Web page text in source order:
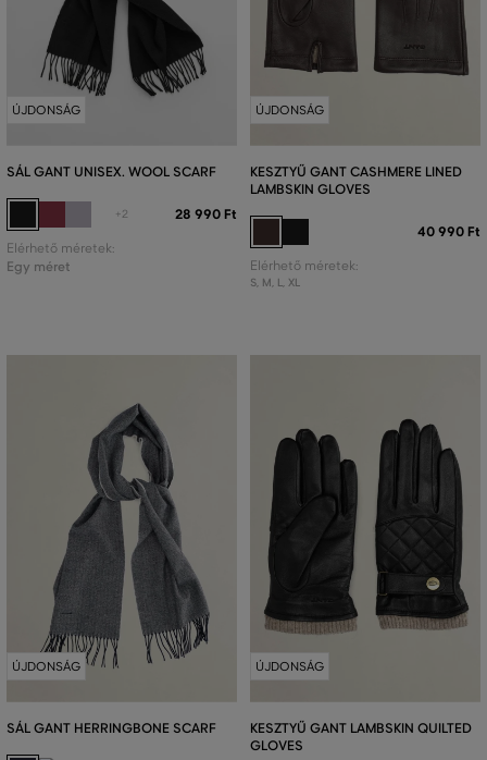
ÚJDONSÁG
SÁL GANT UNISEX. WOOL SCARF
+2 28 990 Ft
Elérhető méretek:
Egy méret
ÚJDONSÁG
KESZTYŰ GANT CASHMERE LINED
LAMBSKIN GLOVES
40 990 Ft
Elérhető méretek:
S, M, L, XL
ÚJDONSÁG
SÁL GANT HERRINGBONE SCARF
ÚJDONSÁG
KESZTYŰ GANT LAMBSKIN QUILTED
GLOVES